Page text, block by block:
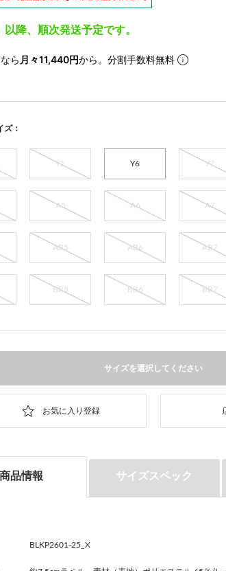
降、順次発送予定です。
なら 月々11,440円から。分割手数料無料
ズ：
Y5 Y6 Y7
A5 A6 A7
AB5 AB6 AB7
BB5 BB6 BB7
サイズを選択してください
商品情報 サイズスペック
BLKP2601-25_X